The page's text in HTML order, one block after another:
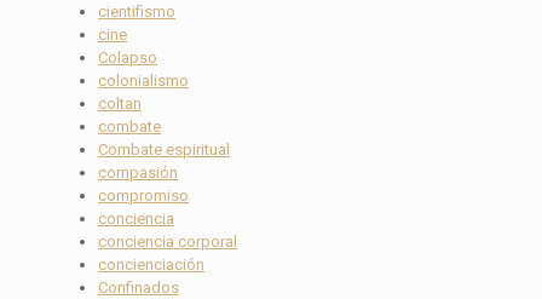
cientifismo
cine
Colapso
colonialismo
coltan
combate
Combate espiritual
compasión
compromiso
conciencia
conciencia corporal
concienciación
Confinados